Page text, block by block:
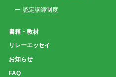
認定講師制度
書籍・教材
リレーエッセイ
お知らせ
FAQ